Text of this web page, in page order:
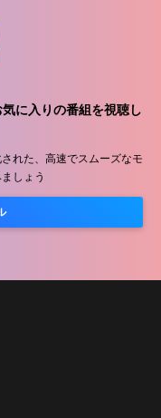
に入りの番組を視聴し
れた、高速でスムーズなモ
しょう